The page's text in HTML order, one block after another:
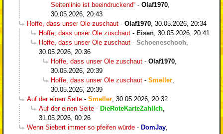
Seitenlinie ist beeindruckend“ - Olaf1970
30.05.2026, 20:43
Hoffe, dass unser Ole zuschaut - Olaf1970 30.05.2026, 20:34
Hoffe, dass unser Ole zuschaut - Eisen 30.05.2026, 20:41
Hoffe, dass unser Ole zuschaut - Schoeneschooh
30.05.2026, 20:36
Hoffe, dass unser Ole zuschaut - Olaf1970
30.05.2026, 20:39
Hoffe, dass unser Ole zuschaut - Smeller
30.05.2026, 20:39
Auf der einen Seite - Smeller 30.05.2026, 20:32
Auf der einen Seite - DieRoteKarteZahlIch
31.05.2026, 00:26
Wenn Siebert immer so pfeifen würde - DomJay